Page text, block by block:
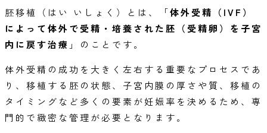
胚移植（はい いしょく）とは、「体外受精（IVF）
によって体外で受精・培養された胚（受精卵）を子宮
内に戻す治療 」のことです。
体外受精の成功を大きく左右する重要なプロセスであ
り、移植する胚の状態、子宮内膜の厚さや質、移植の
タイミングなど多くの要素が妊娠率を決めるため、専
門的で緻密な管理が必要となります。